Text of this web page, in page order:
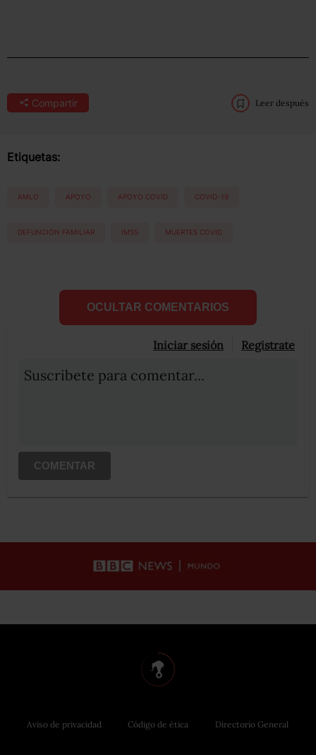
Compartir Leer después
Etiquetas:
AMLO APOYO APOYO COVID COVID-19
DEFUNCIÓN FAMILIAR IMSS MUERTES COVID
OCULTAR COMENTARIOS
Iniciar sesión Registrate
Suscribete para comentar...
COMENTAR
Aviso de privacidad Código de ética Directorio General